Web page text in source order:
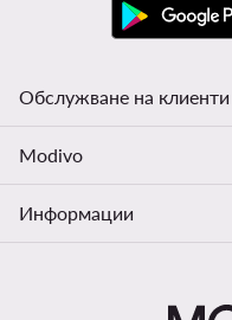
Обслужване на клиенти
Modivo
Информации